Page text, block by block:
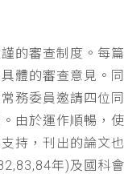
的審查制度。每
體的審查意見。
務委員邀請四位
由於運作順暢，
持，刊出的論文
年)及國科